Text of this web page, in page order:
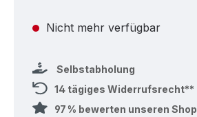
Nicht mehr verfügbar
Selbstabholung
14 tägiges Widerrufsrecht**
97 % bewerten unseren Shop